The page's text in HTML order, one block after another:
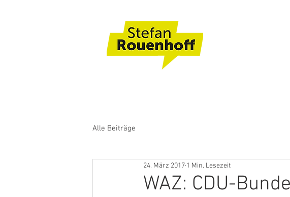
Alle Beiträge
WAZ: CDU-
24. März 2017 1 Min. Lesezeit